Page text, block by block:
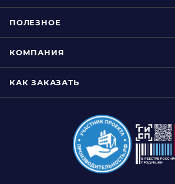
ПОЛЕЗНОЕ
КОМПАНИЯ
КАК ЗАКАЗАТЬ